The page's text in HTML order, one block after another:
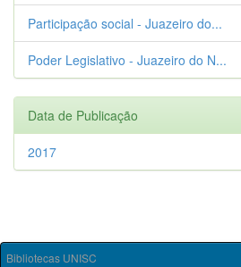
Participação social - Juazeiro do...
Poder Legislativo - Juazeiro do N...
Data de Publicação
2017
Bibliotecas UNISC